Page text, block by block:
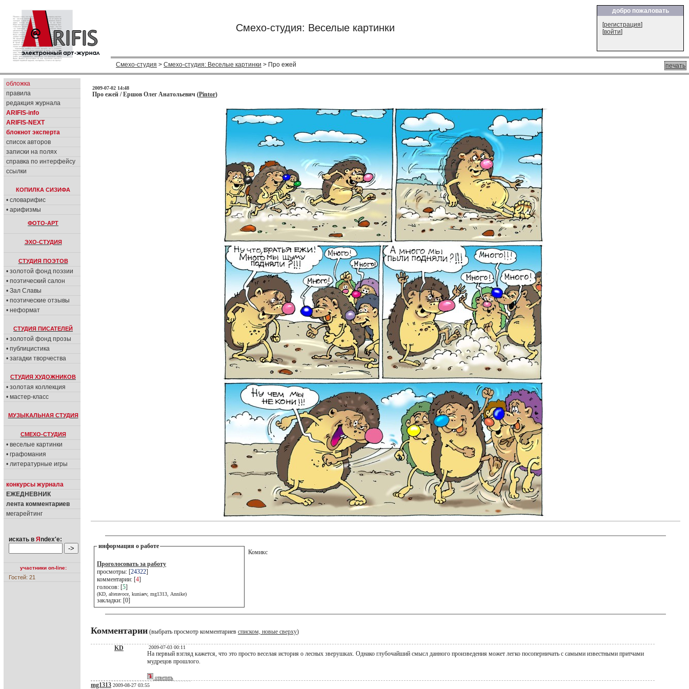
Смехо-студия: Веселые картинки
добро пожаловать
[регистрация]
[войти]
печать
Смехо-студия > Смехо-студия: Веселые картинки > Про ежей
обложка
правила
редакция журнала
ARIFIS-info
ARIFIS-NEXT
блокнот эксперта
список авторов
записки на полях
справка по интерфейсу
ссылки
КОПИЛКА СИЗИФА
• словарифис
• арифизмы
ФОТО-АРТ
ЭХО-СТУДИЯ
СТУДИЯ ПОЭТОВ
• золотой фонд поэзии
• поэтический салон
• Зал Славы
• поэтические отзывы
• неформат
СТУДИЯ ПИСАТЕЛЕЙ
• золотой фонд прозы
• публицистика
• загадки творчества
СТУДИЯ ХУДОЖНИКОВ
• золотая коллекция
• мастер-класс
МУЗЫКАЛЬНАЯ СТУДИЯ
СМЕХО-СТУДИЯ
• веселые картинки
• графомания
• литературные игры
конкурсы журнала
ЕЖЕДНЕВНИК
лента комментариев
мегарейтинг
искать в Я ndex'е:
участники on-line:
Гостей: 21
2009-07-02 14:48
Про ежей / Ершов Олег Анатольевич (Pintor)
информация о работе
Проголосовать за работу
просмотры: [24322]
комментарии: [4]
голосов: [5]
(KD, alteravoce, kuniaev, mg1313, Annike)
закладки: [0]
Комикс
Комментарии (выбрать просмотр комментариев списком, новые сверху)
KD 2009-07-03 00:11
На первый взгляд кажется, что это просто веселая история о лесных зверушках. Однако глубочайший смысл данного произведения может легко посоперничать с самыми известными притчами
мудрецов прошлого.
ответить
mg1313 2009-08-27 03:55